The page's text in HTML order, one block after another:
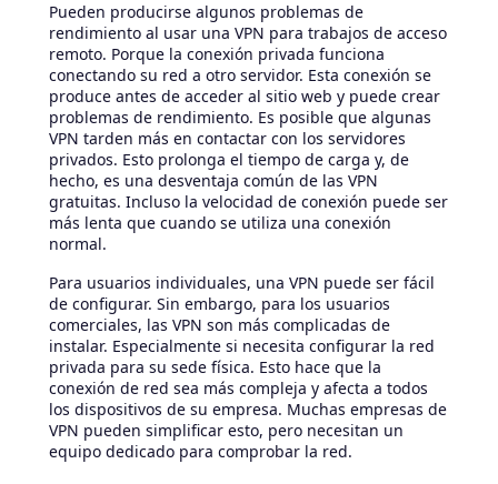
Pueden producirse algunos problemas de
rendimiento al usar una VPN para trabajos de acceso
remoto. Porque la conexión privada funciona
conectando su red a otro servidor. Esta conexión se
produce antes de acceder al sitio web y puede crear
problemas de rendimiento. Es posible que algunas
VPN tarden más en contactar con los servidores
privados. Esto prolonga el tiempo de carga y, de
hecho, es una desventaja común de las VPN
gratuitas. Incluso la velocidad de conexión puede ser
más lenta que cuando se utiliza una conexión
normal.
Para usuarios individuales, una VPN puede ser fácil
de configurar. Sin embargo, para los usuarios
comerciales, las VPN son más complicadas de
instalar. Especialmente si necesita configurar la red
privada para su sede física. Esto hace que la
conexión de red sea más compleja y afecta a todos
los dispositivos de su empresa. Muchas empresas de
VPN pueden simplificar esto, pero necesitan un
equipo dedicado para comprobar la red.